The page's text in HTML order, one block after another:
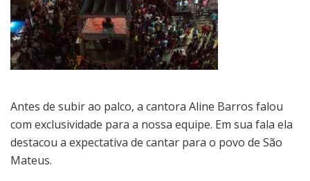
Antes de subir ao palco, a cantora Aline Barros falou
com exclusividade para a nossa equipe. Em sua fala ela
destacou a expectativa de cantar para o povo de São
Mateus.